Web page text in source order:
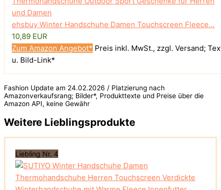
ehsbuy Winter Handschuhe Damen Touchscreen Fleece...
10,89 EUR
Zum Amazon Angebot* Preis inkl. MwSt., zzgl. Versand;
u. Bild-Link*
Fashion Update am 24.02.2026 / Platzierung nach
Amazonverkaufsrang; Bilder*, Produkttexte und Preise über die
Amazon API, keine Gewähr
Weitere Lieblingsprodukte
Liebling Nr. 4